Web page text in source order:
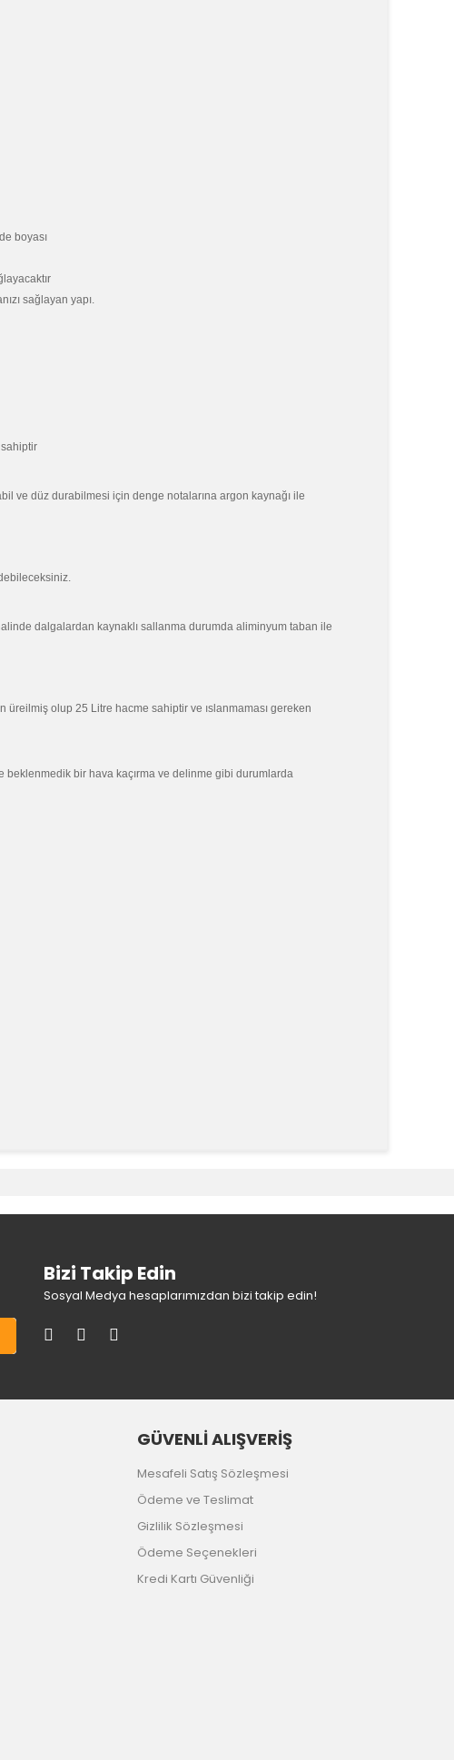
boyası
sağlayan yapı.
ve düz durabilmesi için denge notalarına argon kaynağı ile
dalgalardan kaynaklı sallanma durumda aliminyum taban ile
olup 25 Litre hacme sahiptir ve ıslanmaması gereken
beklenmedik bir hava kaçırma ve delinme gibi durumlarda
Bizi Takip Edin
Sosyal Medya hesaplarımızdan bizi takip edin!
GÜVENLİ ALIŞVERİŞ
Mesafeli Satış Sözleşmesi
Ödeme ve Teslimat
Gizlilik Sözleşmesi
Ödeme Seçenekleri
Kredi Kartı Güvenliği